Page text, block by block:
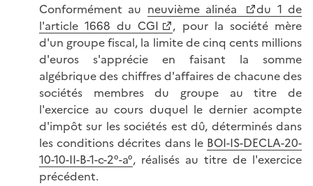
Conformément au neuvième alinéa
du 1 de
l'article 1668 du CGI
, pour la société mère
d'un groupe fiscal, la limite de cinq cents millions
d'euros s'apprécie en faisant la somme
algébrique des chiffres d'affaires de chacune des
sociétés membres du groupe au titre de
l'exercice au cours duquel le dernier acompte
d'impôt sur les sociétés est dû, déterminés dans
les conditions décrites dans le BOI-IS-DECLA-20-
10-10-II-B-1-c-2°-a°, réalisés au titre de l'exercice
précédent.